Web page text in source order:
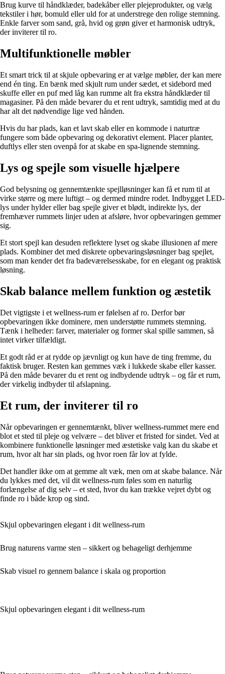
Brug kurve til håndklæder, badekåber eller plejeprodukter, og vælg
tekstiler i hør, bomuld eller uld for at understrege den rolige stemning.
Enkle farver som sand, grå, hvid og grøn giver et harmonisk udtryk,
der inviterer til ro.
Multifunktionelle møbler
Et smart trick til at skjule opbevaring er at vælge møbler, der kan mere
end én ting. En bænk med skjult rum under sædet, et sidebord med
skuffe eller en puf med låg kan rumme alt fra ekstra håndklæder til
magasiner. På den måde bevarer du et rent udtryk, samtidig med at du
har alt det nødvendige lige ved hånden.
Hvis du har plads, kan et lavt skab eller en kommode i naturtræ
fungere som både opbevaring og dekorativt element. Placer planter,
duftlys eller sten ovenpå for at skabe en spa-lignende stemning.
Lys og spejle som visuelle hjælpere
God belysning og gennemtænkte spejlløsninger kan få et rum til at
virke større og mere luftigt – og dermed mindre rodet. Indbygget LED-
lys under hylder eller bag spejle giver et blødt, indirekte lys, der
fremhæver rummets linjer uden at afsløre, hvor opbevaringen gemmer
sig.
Et stort spejl kan desuden reflektere lyset og skabe illusionen af mere
plads. Kombiner det med diskrete opbevaringsløsninger bag spejlet,
som man kender det fra badeværelsesskabe, for en elegant og praktisk
løsning.
Skab balance mellem funktion og æstetik
Det vigtigste i et wellness-rum er følelsen af ro. Derfor bør
opbevaringen ikke dominere, men understøtte rummets stemning.
Tænk i helheder: farver, materialer og former skal spille sammen, så
intet virker tilfældigt.
Et godt råd er at rydde op jævnligt og kun have de ting fremme, du
faktisk bruger. Resten kan gemmes væk i lukkede skabe eller kasser.
På den måde bevarer du et rent og indbydende udtryk – og får et rum,
der virkelig indbyder til afslapning.
Et rum, der inviterer til ro
Når opbevaringen er gennemtænkt, bliver wellness-rummet mere end
blot et sted til pleje og velvære – det bliver et fristed for sindet. Ved at
kombinere funktionelle løsninger med æstetiske valg kan du skabe et
rum, hvor alt har sin plads, og hvor roen får lov at fylde.
Det handler ikke om at gemme alt væk, men om at skabe balance. Når
du lykkes med det, vil dit wellness-rum føles som en naturlig
forlængelse af dig selv – et sted, hvor du kan trække vejret dybt og
finde ro i både krop og sind.
Skjul opbevaringen elegant i dit wellness-rum
Brug naturens varme sten – sikkert og behageligt derhjemme
Skab visuel ro gennem balance i skala og proportion
Skjul opbevaringen elegant i dit wellness-rum